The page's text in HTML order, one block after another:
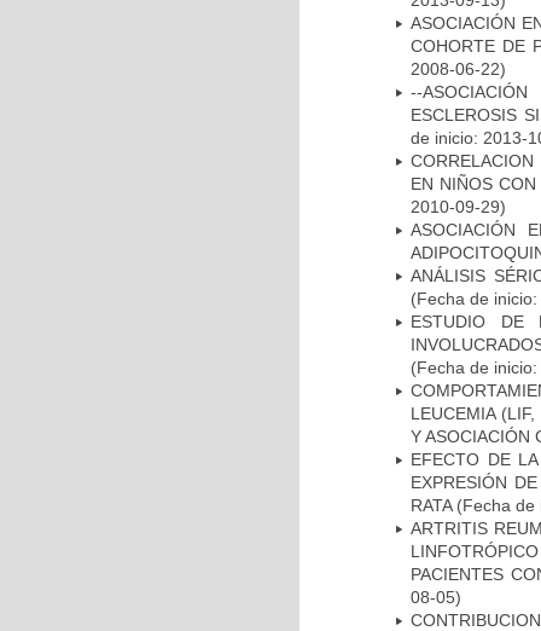
ASOCIACIÓN
COHORTE DE
2008-06-22)
--
ESCLEROSIS
de inicio: 2013-
EN NIÑOS
2010-09-29)
ASOCIACIÓN
ANÁLISIS
(Fecha de
ESTUDIO DE
(Fecha de
LEUCEMIA
Y ASOCIACIÓN
EFECTO DE
EXPRESIÓN
RATA(Fecha de
ARTRITIS
PACIENTES
08-05)